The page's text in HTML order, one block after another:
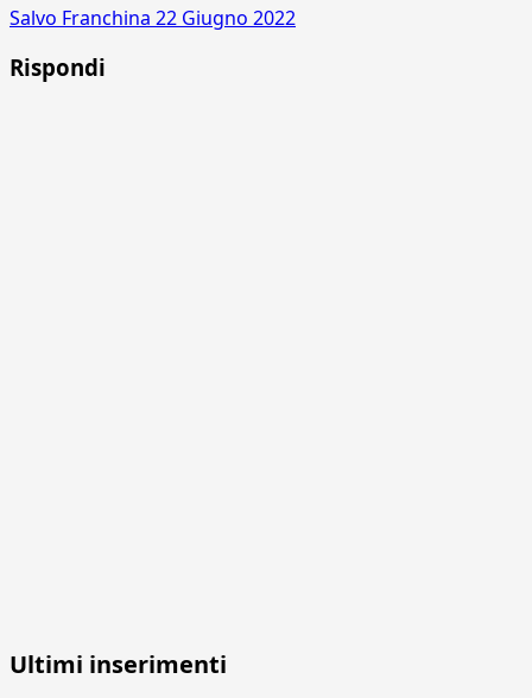
Salvo Franchina 22 Giugno 2022
Rispondi
Ultimi inserimenti